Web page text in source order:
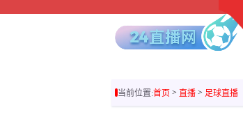
当前位置:首页 > 直播 > 足球直播